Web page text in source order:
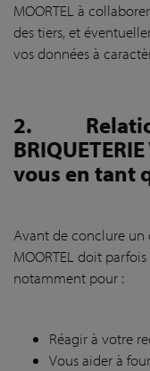
MOORTEL à
des tiers, et
vos données à
2.
vous en tant
Avant de conclure un
MOORTEL doit
notamment pour :
Réagir à votre
Vous aider à